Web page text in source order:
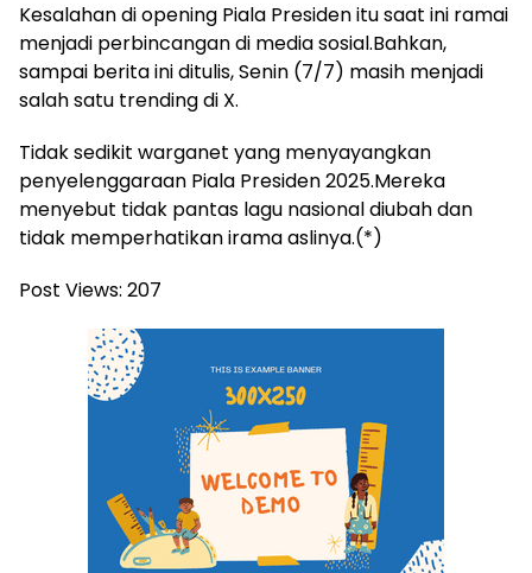
Kesalahan di opening Piala Presiden itu saat ini ramai
menjadi perbincangan di media sosial.Bahkan,
sampai berita ini ditulis, Senin (7/7) masih menjadi
salah satu trending di X.
Tidak sedikit warganet yang menyayangkan
penyelenggaraan Piala Presiden 2025.Mereka
menyebut tidak pantas lagu nasional diubah dan
tidak memperhatikan irama aslinya.(*)
Post Views: 207